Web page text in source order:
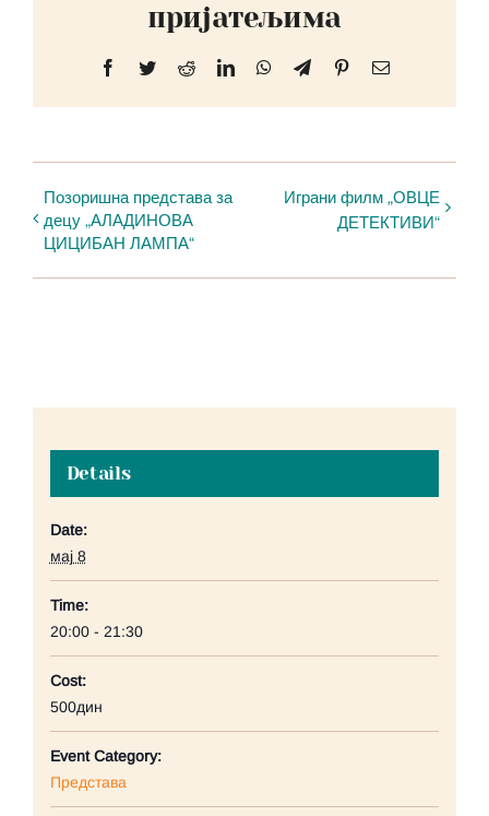
пријатељима
Facebook
TwitterRedditLinkedInWhatsApp
TelegramPinterestEmail
Позоришна представа за
децу „АЛАДИНОВА
ЦИЦИБАН ЛАМПА“
Играни филм „ОВЦЕ
ДЕТЕКТИВИ“
Details
Date:
мај 8
Time:
20:00 - 21:30
Cost:
500дин
Event Category:
Представа